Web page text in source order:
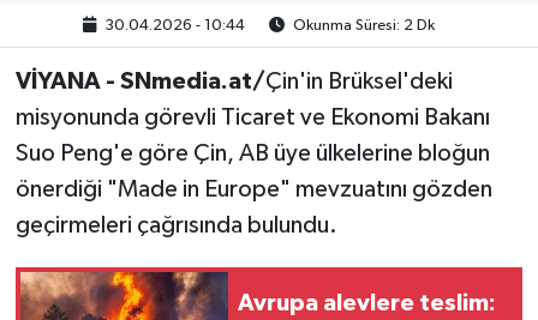
30.04.2026 - 10:44 Okunma Süresi: 2 Dk
VİYANA - SNmedia.at/Çin'in Brüksel'deki
misyonunda görevli Ticaret ve Ekonomi Bakanı
Suo Peng'e göre Çin, AB üye ülkelerine bloğun
önerdiği "Made in Europe" mevzuatını gözden
geçirmeleri çağrısında bulundu.
Avrupa alevlere teslim: